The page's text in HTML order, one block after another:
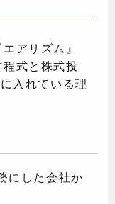
アリズム』
式と株式投
入れている理
にした会社か